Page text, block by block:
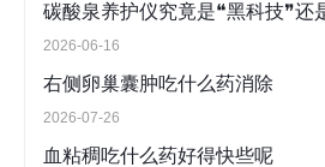
2026-06-16
右侧卵巢囊肿吃什么药消除
2026-07-26
血粘稠吃什么药好得快些呢